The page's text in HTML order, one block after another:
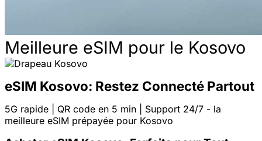
Meilleure eSIM pour le Kosovo
eSIM Kosovo: Restez Connecté Partout
5G rapide | QR code en 5 min | Support 24/7 - la
meilleure eSIM prépayée pour Kosovo